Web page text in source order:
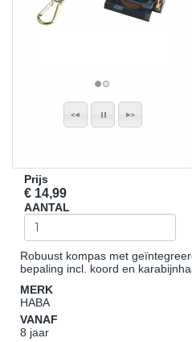
Prijs
€ 14,99
AANTAL
Robuust kompas met
bepaling incl. koord en
MERK
HABA
VANAF
8 jaar